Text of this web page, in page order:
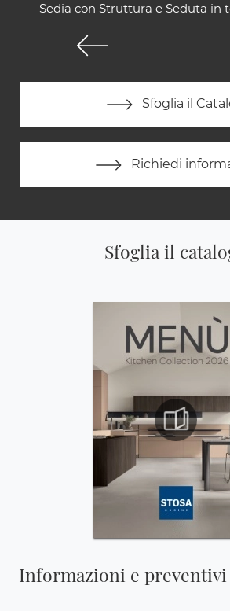
Sedia con Struttura e Seduta in
Sfoglia il
Richiedi
Sfoglia il
Informazioni e preventivi